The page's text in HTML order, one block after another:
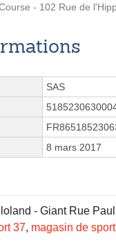
- 102 Rue de
SAS
8 mars 2017
- Giant Rue
37, magasin de